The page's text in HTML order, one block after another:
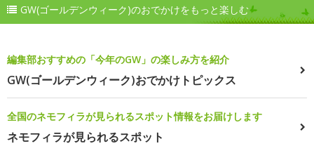
GW(ゴールデンウィーク)のおでかけをもっと楽しむ
編集部おすすめの「今年のGW」の楽しみ方を紹介
GW(ゴールデンウィーク)おでかけトピックス
全国のネモフィラが見られるスポット情報をお届けします
ネモフィラが見られるスポット